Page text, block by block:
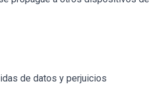
de datos y perjuicios